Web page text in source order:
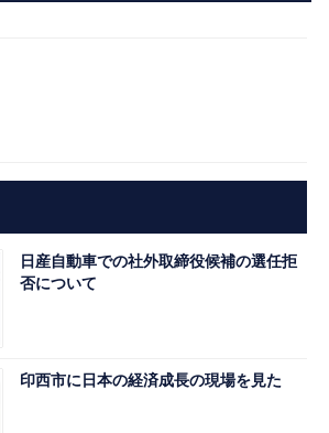
日産自動車での社外取締役候補の選任拒
否について
印西市に日本の経済成長の現場を見た